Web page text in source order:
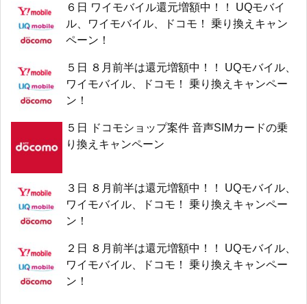
６日 ワイモバイル還元増額中！！ UQモバイ
ル、ワイモバイル、ドコモ！ 乗り換えキャン
ペーン！
５日 ８月前半は還元増額中！！ UQモバイル、
ワイモバイル、ドコモ！ 乗り換えキャンペー
ン！
５日 ドコモショップ案件 音声SIMカードの乗
り換えキャンペーン
３日 ８月前半は還元増額中！！ UQモバイル、
ワイモバイル、ドコモ！ 乗り換えキャンペー
ン！
２日 ８月前半は還元増額中！！ UQモバイル、
ワイモバイル、ドコモ！ 乗り換えキャンペー
ン！